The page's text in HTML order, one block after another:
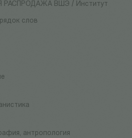
ВШЭ / Институт
слов
антропология